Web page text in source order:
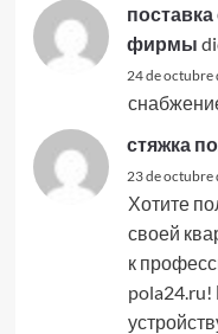
фирмы
24 de octubre
стяжка
23 de octubre
Хотите
своей
к
pola24.ru!